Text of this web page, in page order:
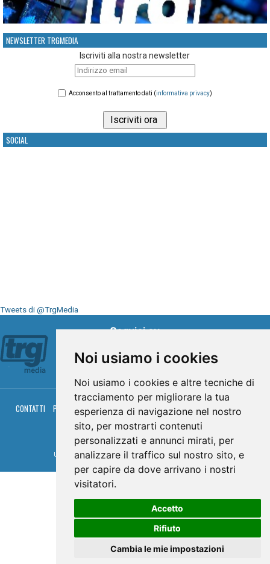
Noi usiamo i cookies
Noi usiamo i cookies e altre tecniche di
tracciamento per migliorare la tua
esperienza di navigazione nel nostro
sito, per mostrarti contenuti
personalizzati e annunci mirati, per
analizzare il traffico sul nostro sito, e
per capire da dove arrivano i nostri
visitatori.
Accetto
Rifiuto
Cambia le mie impostazioni
NEWSLETTER TRGMEDIA
Iscriviti alla nostra newsletter
Acconsento al trattamento dati (informativa privacy)
SOCIAL
Tweets di @TrgMedia
Seguici su
CONTATTI PRIVACY COOKIES PALINSESTO DIRETTA TV
DIRETTA RADIO
RGM HITRADIO
© TRG Media 2005-2026
Umbria Televisioni s.r.l. - P.I.00496230541 - www.trgmedia.it- Powered by